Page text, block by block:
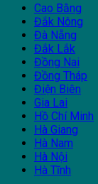
Cao Bằng
Đắk Nông
Đà Nẵng
Đắk Lắk
Đồng Nai
Đồng Tháp
Điện Biên
Gia Lai
Hồ Chí Minh
Hà Giang
Hà Nam
Hà Nội
Hà Tĩnh